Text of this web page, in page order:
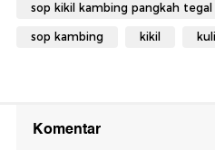
sop kikil kambing pangkah tegal
sop kambing kikil
Komentar